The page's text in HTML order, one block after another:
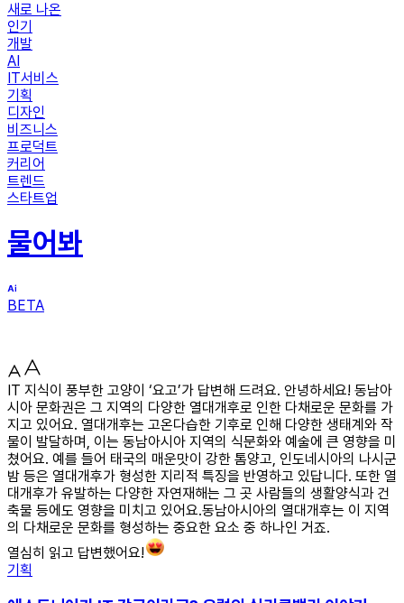
새로 나온
인기
개발
AI
IT서비스
기획
디자인
비즈니스
프로덕트
커리어
트렌드
스타트업
물어봐
BETA
IT 지식이 풍부한 고양이 ‘요고’가 답변해 드려요. 안녕하세요! 동남아
시아 문화권은 그 지역의 다양한 열대개후로 인한 다채로운 문화를 가
지고 있어요. 열대개후는 고온다습한 기후로 인해 다양한 생태계와 작
물이 발달하며, 이는 동남아시아 지역의 식문화와 예술에 큰 영향을 미
쳤어요. 예를 들어 태국의 매운맛이 강한 톰양고, 인도네시아의 나시군
밤 등은 열대개후가 형성한 지리적 특징을 반영하고 있답니다. 또한 열
대개후가 유발하는 다양한 자연재해는 그 곳 사람들의 생활양식과 건
축물 등에도 영향을 미치고 있어요.동남아시아의 열대개후는 이 지역
의 다채로운 문화를 형성하는 중요한 요소 중 하나인 거죠.
열심히 읽고 답변했어요!
기획